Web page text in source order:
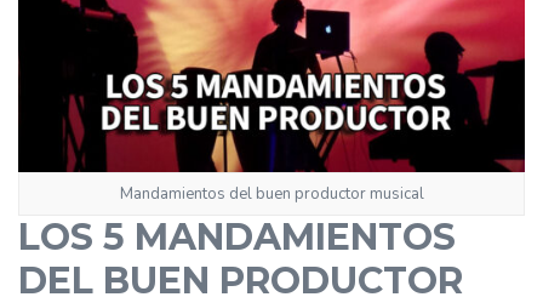
Mandamientos del buen productor musical
LOS 5 MANDAMIENTOS
DEL BUEN PRODUCTOR